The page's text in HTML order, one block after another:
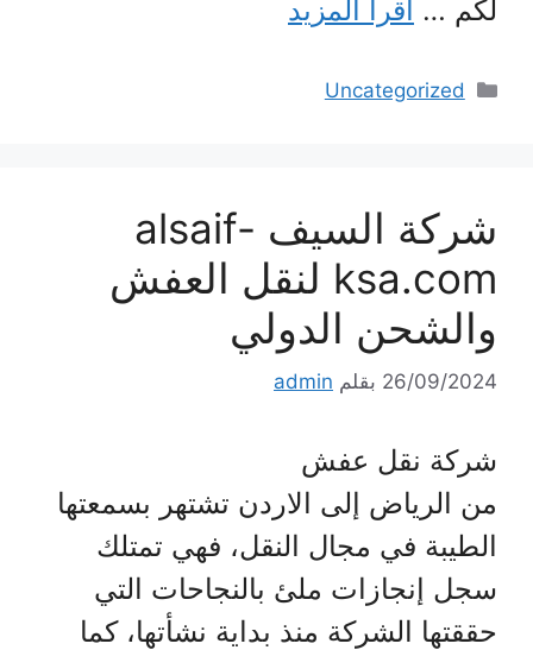
لكم … اقرأ المزيد
التصنيفات
Uncategorized
شركة السيف alsaif-
ksa.com لنقل العفش
والشحن الدولي
26/09/2024 بقلم admin
شركة نقل عفش
من الرياض إلى الاردن تشتهر بسمعتها
الطيبة في مجال النقل، فهي تمتلك
سجل إنجازات ملئ بالنجاحات التي
حققتها الشركة منذ بداية نشأتها، كما